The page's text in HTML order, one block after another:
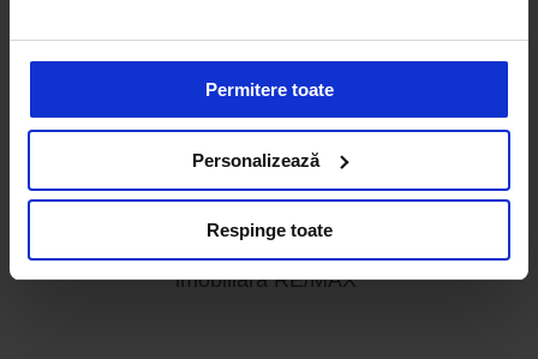
Permitere toate
Personalizează
Respinge toate
imobiliară RE/MAX